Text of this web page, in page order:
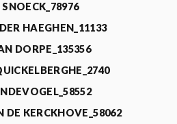
HAEGHEN_11133
DORPE_135356
DE KERCKHOVE_58062